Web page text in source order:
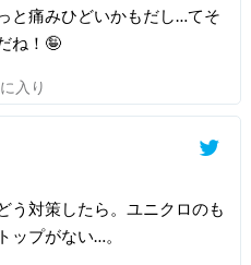
と痛みひどいかもだし…てそ
ね！🤪
入り
う対策したら。ユニクロのも
ップがない…。